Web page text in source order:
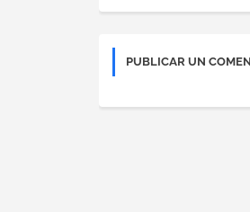
PUBLICAR UN